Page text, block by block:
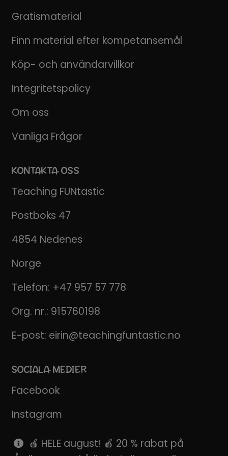
Gratismaterial
Finn material efter kompetansemål
Köp- och användarvillkor
Integritetspolicy
Om oss
Vanliga Frågor
KONTAKTA OSS
Teaching FUNtastic
Postboks 47
4854 Nedenes
Norge
Telefon: +47 957 57 778
Org. nr.: 915760198
E-post: eirin@teachingfuntastic.no
SOCIALA MEDIER
Facebook
Instagram
Pinterest
🍎 HELE august! 🍎 20 % rabat på